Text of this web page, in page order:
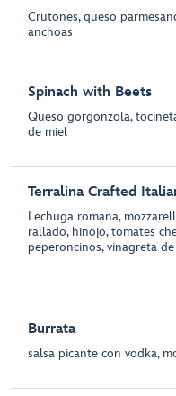
Crutones, queso
anchoas
Spinach with Beets
Queso gorgonzola,
de miel
Terralina Crafted
Lechuga romana,
rallado, hinojo, tomates
peperoncinos, vinagreta
Burrata
salsa picante con vodka,